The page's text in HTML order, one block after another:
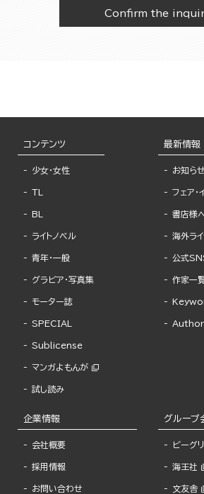
Confirm the
コンテンツ
少女・女性
TL
BL
ライトノベル
青年・一般
グラビア・写真集
モーター誌
SPECIAL
Sublicense
マンガよもんが
試し読み
最新情報
お知らせ
フェア・
書店様へ
海外ラ
公式
作家一
企業情報
会社概要
採用情報
お問い合わせ
グループ
ビーグ
海王社
文友舎